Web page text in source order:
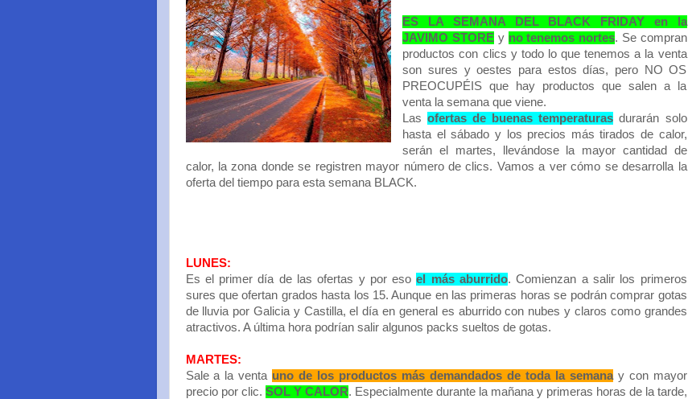
ES LA SEMANA DEL BLACK FRIDAY en la
JAVIMO STORE y no tenemos nortes. Se compran
productos con clics y todo lo que tenemos a la venta
son sures y oestes para estos días, pero NO OS
PREOCUPÉIS que hay productos que salen a la
venta la semana que viene.
Lasofertas de buenas temperaturas durarán solo
hasta el sábado y los precios más tirados de calor,
serán el martes, llevándose la mayor cantidad de
calor, la zona donde se registren mayor número de clics. Vamos a ver cómo se desarrolla la
oferta del tiempo para esta semana BLACK.
LUNES:
Es el primer día de las ofertas y por esoel más aburrido. Comienzan a salir los primeros
sures que ofertan grados hasta los 15. Aunque en las primeras horas se podrán comprar gotas
de lluvia por Galicia y Castilla, el día en general es aburrido con nubes y claros como grandes
atractivos. A última hora podrían salir algunos packs sueltos de gotas.
MARTES:
Sale a la venta uno de los productos más demandados de toda la semanay con mayor
precio por clic. SOL Y CALOR. Especialmente durante la mañana y primeras horas de la tarde,